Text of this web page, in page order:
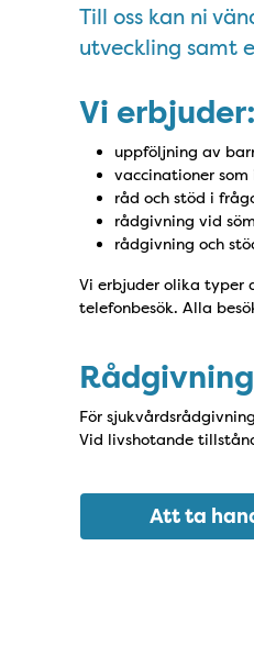
Till oss kan ni
utveckling samt
Vi erbjuder:
uppföljning av
vaccinationer
råd och stöd i
rådgivning vid
rådgivning och
Vi erbjuder olika typer
telefonbesök. Alla
För
Vid livshotande
Att ta